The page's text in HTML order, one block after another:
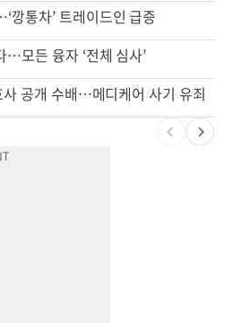
통차’ 트레이드인 급증
모든 융자 ‘전체 심사’
사 공개 수배…메디케어 사기 유죄